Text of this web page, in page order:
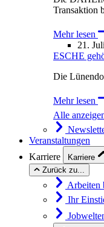
Transaktion
Mehr lesen
21.
ESCHE
Die
Mehr lesen
Alle
Veranstaltungen
Karriere
Karriere
Zurück zu...
Arbeiten
Ihr